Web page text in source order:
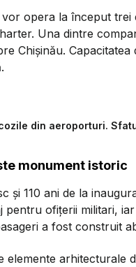
vor opera la început
Una dintre
Chișinău.
din aeroporturi.
monument istoric
și 110 ani de la
pentru ofițerii militari,
a fost construit
elemente arhitecturale